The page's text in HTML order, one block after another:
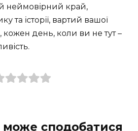
неймовірний край,
та історії, вартий вашої
кожен день, коли ви не тут –
сподобатися